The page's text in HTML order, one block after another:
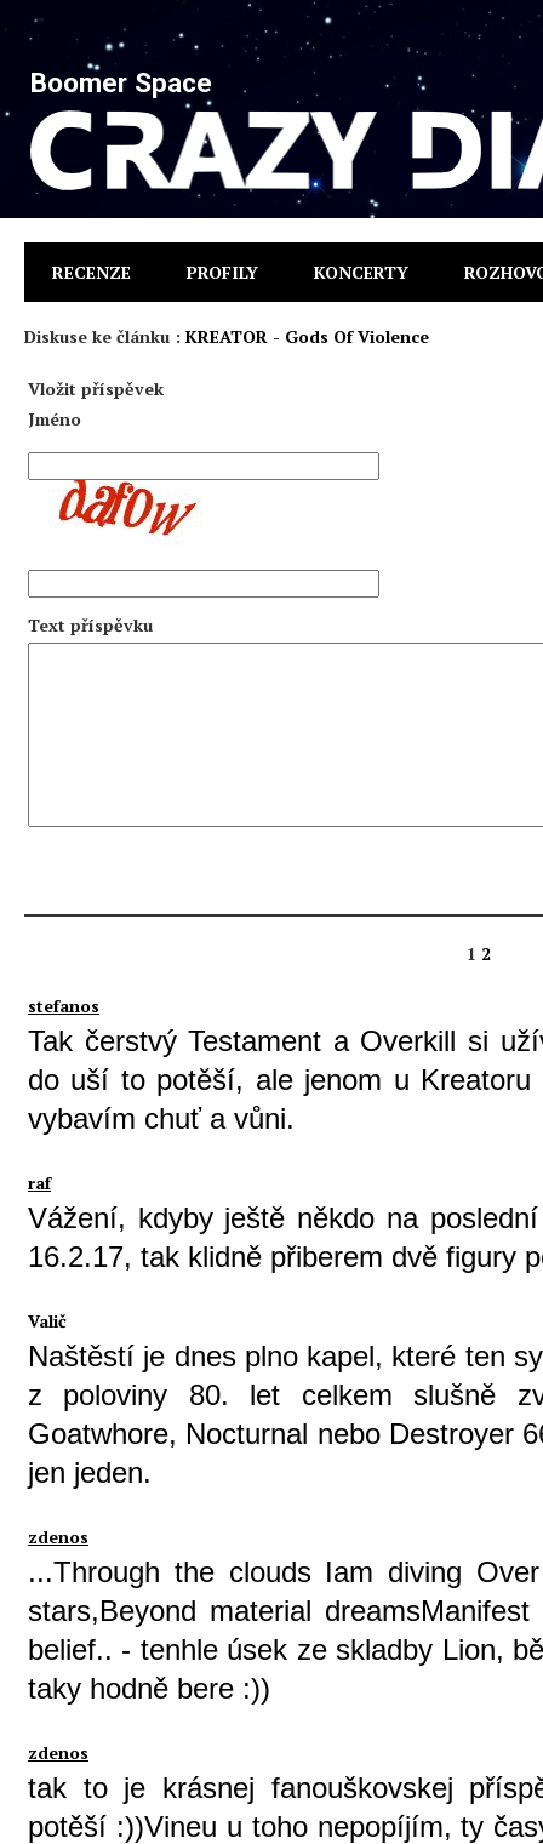
Boomer Space
RECENZE PROFILY KONCERTY
Diskuse ke článku : KREATOR - Gods Of Violence
Vložit příspěvek
Jméno
Text příspěvku
1 2
stefanos
Tak čerstvý Testament a Overkill si
do uší to potěší, ale jenom u
vybavím chuť a vůni.
raf
Vážení, kdyby ještě někdo na
16.2.17, tak klidně přiberem dvě figury
Valič
Naštěstí je dnes plno kapel, které ten
z poloviny 80. let celkem slušně
Goatwhore, Nocturnal nebo Destroyer
jen jeden.
zdenos
...Through the clouds Iam diving
stars,Beyond material
belief.. - tenhle úsek ze skladby Lion,
taky hodně bere :))
zdenos
tak to je krásnej fanouškovskej
potěší :))Vineu u toho nepopíjím, ty